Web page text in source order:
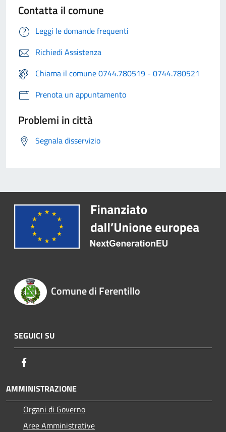
Contatta il comune
Leggi le domande frequenti
Richiedi Assistenza
Chiama il comune 0744.780519 - 0744.780521
Prenota un appuntamento
Problemi in città
Segnala disservizio
Comune di Ferentillo
SEGUICI SU
AMMINISTRAZIONE
Organi di Governo
Aree Amministrative